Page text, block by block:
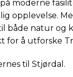
moderne
opplevelse.
både natur og
å utforske
til Stjørdal.